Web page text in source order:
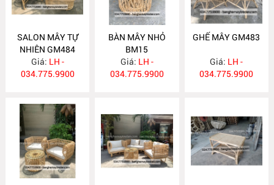
SALON MÂY TỰ
NHIÊN GM484
Giá: LH -
034.775.9900
BÀN MÂY NHỎ
BM15
Giá: LH -
034.775.9900
GHẾ MÂY GM483
Giá: LH -
034.775.9900